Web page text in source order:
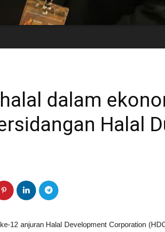
dalam
Halal
12 anjuran Halal Development Corporation